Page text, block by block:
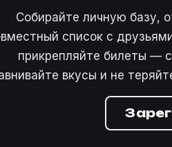
Собирайте личную базу,
список с
прикрепляйте билеты —
вкусы и не